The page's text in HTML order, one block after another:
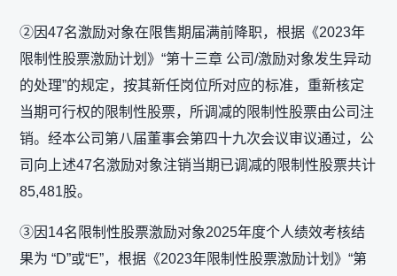
②因47名激励对象在限售期届满前降职，根据《2023年
限制性股票激励计划》“第十三章 公司/激励对象发生异动
的处理”的规定，按其新任岗位所对应的标准，重新核定
当期可行权的限制性股票，所调减的限制性股票由公司注
销。经本公司第八届董事会第四十九次会议审议通过，公
司向上述47名激励对象注销当期已调减的限制性股票共计
85,481股。
③因14名限制性股票激励对象2025年度个人绩效考核结
果为 “D”或“E”，根据《2023年限制性股票激励计划》“第